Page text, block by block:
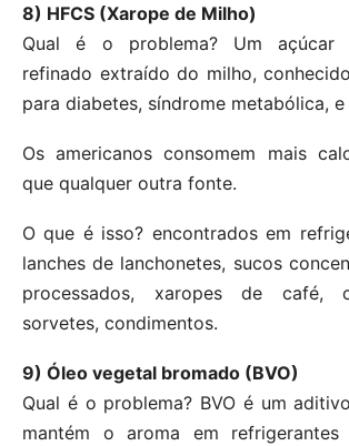
8) HFCS (Xarope de Milho)
Qual é o problema? Um açúcar
refinado extraído do milho,
para diabetes, síndrome metabólica,
Os americanos consomem mais
que qualquer outra fonte.
O que é isso? encontrados em
lanches de lanchonetes, sucos
processados, xaropes de café,
sorvetes, condimentos.
9) Óleo vegetal bromado (BVO)
Qual é o problema? BVO é um
mantém o aroma em